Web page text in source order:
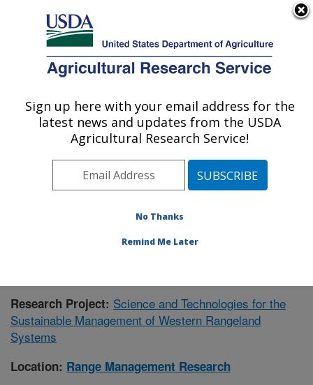
Here's how you know
Agricultural Research Service
U.S. DEPARTMENT OF AGRICULTURE
Range Management Research: Las Cruces,
Plains Area» Las Cruces, New Mexico
Publications at this Location» Publication #371572
Research Project: Science and Technologies for the
Sustainable Management of Western Rangeland
Systems
Location: Range Management Research
Sign up here with your email address for the
latest news and updates from the USDA
Agricultural Research Service!
No Thanks
Remind Me Later